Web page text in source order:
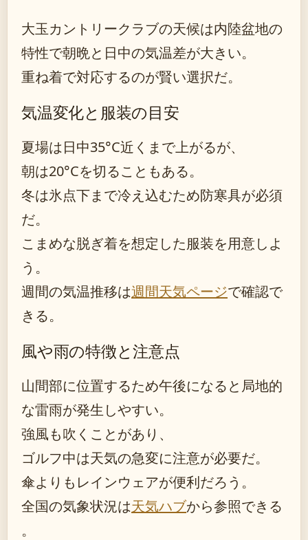
大玉カントリークラブの天候は内陸盆地の
特性で朝晩と日中の気温差が大きい。
重ね着で対応するのが賢い選択だ。
気温変化と服装の目安
夏場は日中35°C近くまで上がるが、
朝は20°Cを切ることもある。
冬は氷点下まで冷え込むため防寒具が必須
だ。
こまめな脱ぎ着を想定した服装を用意しよ
う。
週間の気温推移は週間天気ページで確認で
きる。
風や雨の特徴と注意点
山間部に位置するため午後になると局地的
な雷雨が発生しやすい。
強風も吹くことがあり、
ゴルフ中は天気の急変に注意が必要だ。
傘よりもレインウェアが便利だろう。
全国の気象状況は天気ハブから参照できる
。